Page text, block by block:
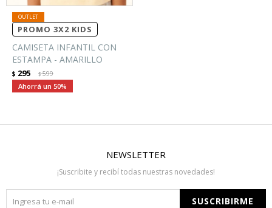
PROMO 3X2 KIDS
CAMISETA INFANTIL CON
ESTAMPA - AMARILLO
$ 295 $599
50
NEWSLETTER
¡Suscribite y recibí todas nuestras novedades!
SUSCRIBIRME